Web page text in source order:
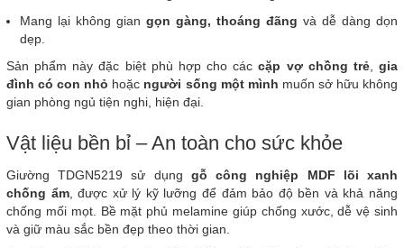
Mang lại không gian gọn gàng, thoáng đãng và dễ dàng dọn
dẹp.
Sản phẩm này đặc biệt phù hợp cho cáccặp vợ chồng trẻ,gia
đình có con nhỏ hoặc người sống một mình muốn sở hữu không
gian phòng ngủ tiện nghi, hiện đại.
Vật liệu bền bỉ – An toàn cho sức khỏe
Giường TDGN5219 sử dụng gỗ công nghiệp MDF lõi xanh
chống ẩm, được xử lý kỹ lưỡng để đảm bảo độ bền và khả năng
chống mối mọt. Bề mặt phủ melamine giúp chống xước, dễ vệ sinh
và giữ màu sắc bền đẹp theo thời gian.